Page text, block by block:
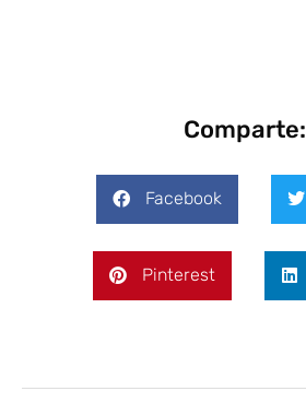
Comparte:
Facebook
Pinterest